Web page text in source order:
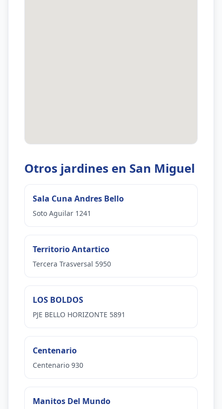
Otros jardines en San Miguel
Sala Cuna Andres Bello
Soto Aguilar 1241
Territorio Antartico
Tercera Trasversal 5950
LOS BOLDOS
PJE BELLO HORIZONTE 5891
Centenario
Centenario 930
Manitos Del Mundo